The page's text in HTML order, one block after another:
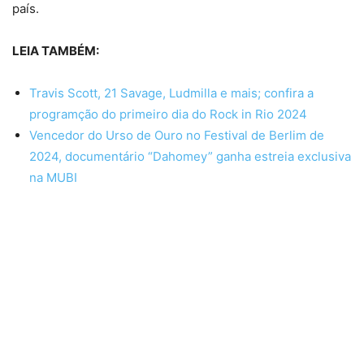
país.
LEIA TAMBÉM:
Travis Scott, 21 Savage, Ludmilla e mais; confira a
programção do primeiro dia do Rock in Rio 2024
Vencedor do Urso de Ouro no Festival de Berlim de
2024, documentário “Dahomey” ganha estreia exclusiva
na MUBI